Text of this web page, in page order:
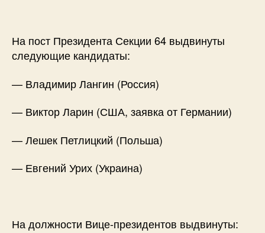
На пост Президента Секции 64 выдвинуты
следующие кандидаты:
— Владимир Лангин (Россия)
— Виктор Ларин (США, заявка от Германии)
— Лешек Петлицкий (Польша)
— Евгений Урих (Украина)
На должности Вице-президентов выдвинуты: